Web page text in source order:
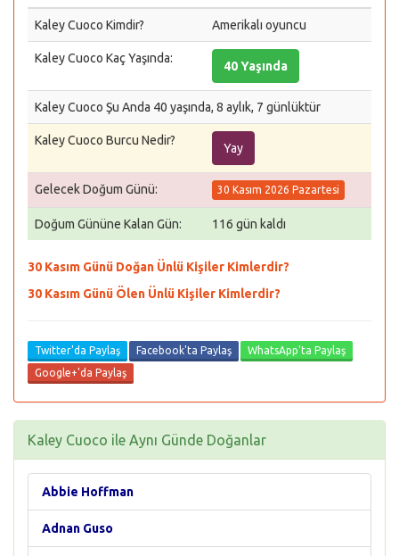
Kaley Cuoco Kimdir? Amerikalı oyuncu
Kaley Cuoco Kaç Yaşında:
40 Yaşında
Kaley Cuoco Şu Anda 40 yaşında, 8 aylık, 7 günlüktür
Kaley Cuoco Burcu Nedir?
Yay
Gelecek Doğum Günü: 30 Kasım 2026 Pazartesi
Doğum Gününe Kalan Gün: 116 gün kaldı
30 Kasım Günü Doğan Ünlü Kişiler Kimlerdir?
30 Kasım Günü Ölen Ünlü Kişiler Kimlerdir?
Twitter'da Paylaş Facebook'ta Paylaş
WhatsApp'ta Paylaş
Google+'da Paylaş
Kaley Cuoco ile Aynı Günde Doğanlar
Abbie Hoffman
Adnan Guso